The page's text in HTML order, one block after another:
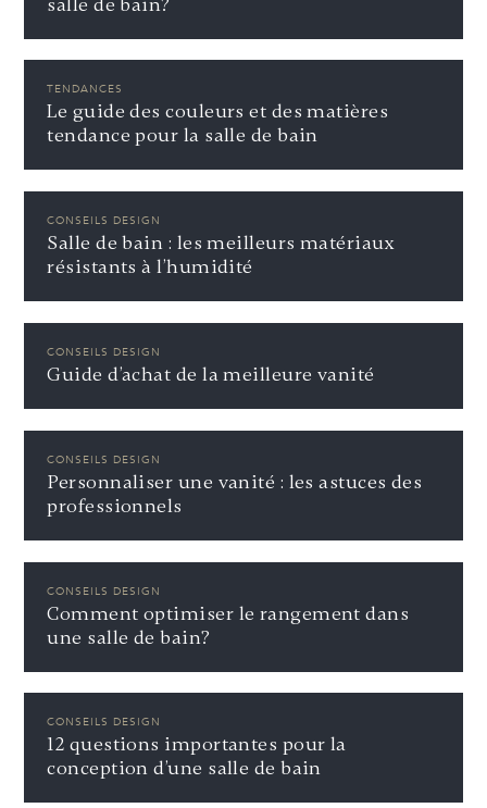
TENDANCES
Le guide des couleurs et des matières
tendance pour la salle de bain
CONSEILS DESIGN
Salle de bain : les meilleurs matériaux
résistants à l’humidité
CONSEILS DESIGN
Guide d’achat de la meilleure vanité
CONSEILS DESIGN
Personnaliser une vanité : les astuces des
professionnels
CONSEILS DESIGN
Comment optimiser le rangement dans
une salle de bain?
CONSEILS DESIGN
12 questions importantes pour la
conception d’une salle de bain